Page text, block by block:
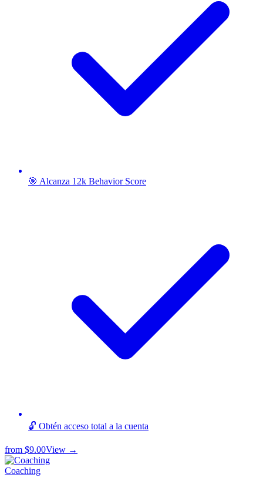
🎯 Alcanza 12k Behavior Score
🔓 Obtén acceso total a la cuenta
from $9.00View →
Coaching